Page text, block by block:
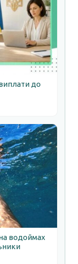
до
водоймах